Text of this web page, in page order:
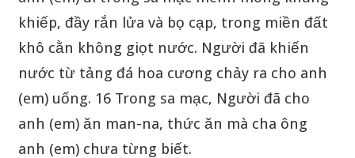
khiếp, đầy rắn lửa và bọ cạp, trong miền đất
khô cằn không giọt nước. Người đã khiến
nước từ tảng đá hoa cương chảy ra cho anh
(em) uống. 16 Trong sa mạc, Người đã cho
anh (em) ăn man-na, thức ăn mà cha ông
anh (em) chưa từng biết.